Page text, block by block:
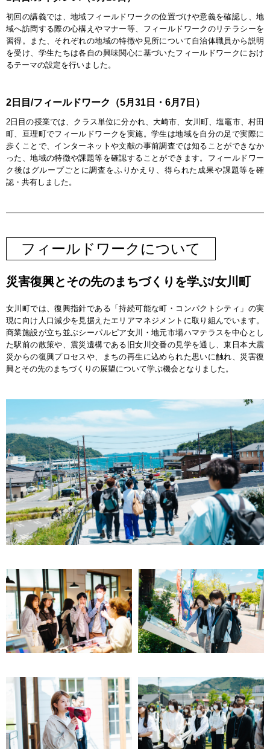
初回の講義では、地域フィールドワークの位置づけや意義を確認し、地
域へ訪問する際の心構えやマナー等、フィールドワークのリテラシーを
習得。また、それぞれの地域の特徴や見所について自治体職員から説明
を受け、学生たちは各自の興味関心に基づいたフィールドワークにおけ
るテーマの設定を行いました。
2日目/フィールドワーク（5月31日・6月7日）
2日目の授業では、クラス単位に分かれ、大崎市、女川町、塩竈市、村田
町、亘理町でフィールドワークを実施。学生は地域を自分の足で実際に
歩くことで、インターネットや文献の事前調査では知ることができなか
った、地域の特徴や課題等を確認することができます。フィールドワー
ク後はグループごとに調査をふりかえり、得られた成果や課題等を確
認・共有しました。
フィールドワークについて
災害復興とその先のまちづくりを学ぶ/女川町
女川町では、復興指針である「持続可能な町・コンパクトシティ」の実
現に向け人口減少を見据えたエリアマネジメントに取り組んでいます。
商業施設が立ち並ぶシーパルピア女川・地元市場ハマテラスを中心とし
た駅前の散策や、震災遺構である旧女川交番の見学を通し、東日本大震
災からの復興プロセスや、まちの再生に込められた思いに触れ、災害復
興とその先のまちづくりの展望について学ぶ機会となりました。